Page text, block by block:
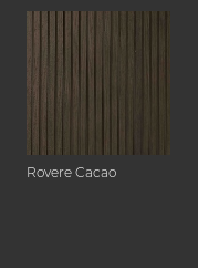
Rovere Cacao